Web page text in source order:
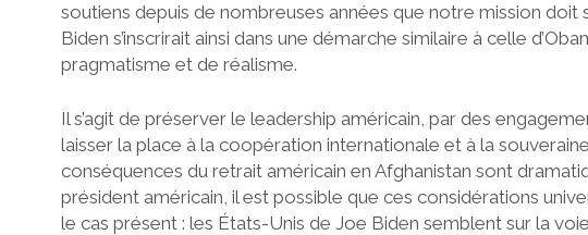
soutiens depuis de nombreuses années que notre mission
Biden s’inscrirait ainsi dans une démarche similaire à celle
pragmatisme et de réalisme.
Il s’agit de préserver le leadership américain, par des
laisser la place à la coopération internationale et à la
conséquences du retrait américain en Afghanistan sont
président américain, il est possible que ces considérations
le cas présent : les États-Unis de Joe Biden semblent sur la